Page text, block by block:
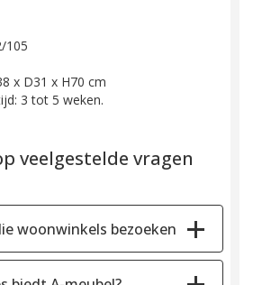
105
x D31 x H70 cm
3 tot 5 weken.
veelgestelde vragen
woonwinkels bezoeken